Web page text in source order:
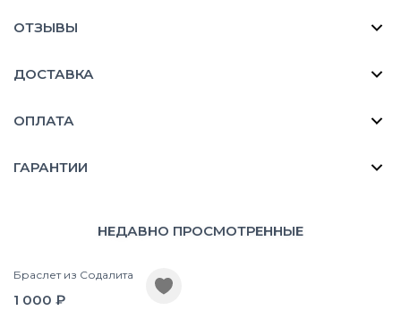
ОТЗЫВЫ
ДОСТАВКА
ОПЛАТА
ГАРАНТИИ
НЕДАВНО ПРОСМОТРЕННЫЕ
Браслет из Содалита
1 000 ₽